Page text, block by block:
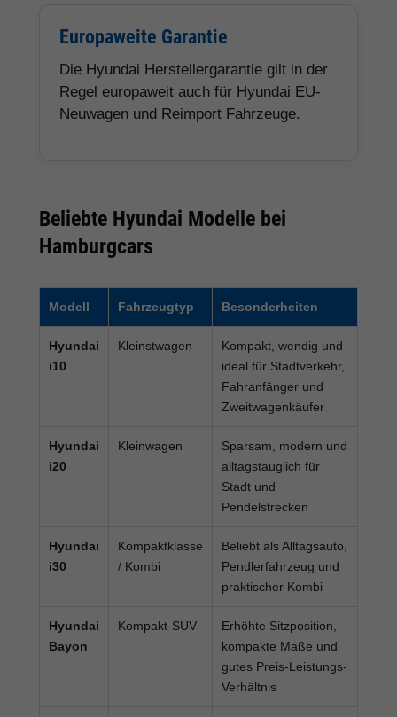
Europaweite Garantie
Die Hyundai Herstellergarantie gilt in der
Regel europaweit auch für Hyundai EU-
Neuwagen und Reimport Fahrzeuge.
Beliebte Hyundai Modelle bei
Hamburgcars
Modell Fahrzeugtyp Besonderheiten
Hyundai
i10
Kleinstwagen
Kompakt, wendig und
ideal für Stadtverkehr,
Fahranfänger und
Zweitwagenkäufer
Hyundai
i20
Kleinwagen
Sparsam, modern und
alltagstauglich für
Stadt und
Pendelstrecken
Hyundai
i30
Kompaktklasse
/ Kombi
Beliebt als Alltagsauto,
Pendlerfahrzeug und
praktischer Kombi
Hyundai
Bayon
Kompakt-SUV
Erhöhte Sitzposition,
kompakte Maße und
gutes Preis-Leistungs-
Verhältnis